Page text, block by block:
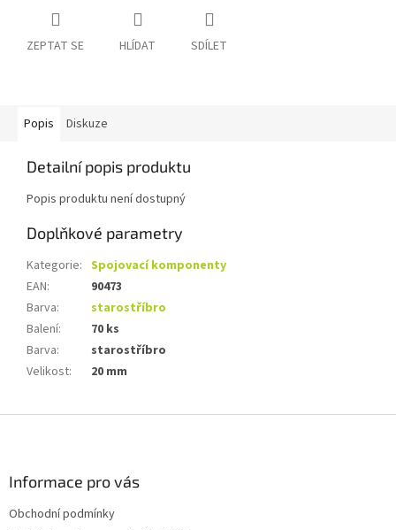
ZEPTAT SE HLÍDAT SDÍLET
Popis Diskuze
Detailní popis produktu
Popis produktu není dostupný
Doplňkové parametry
Kategorie: Spojovací komponenty
EAN:
90473
Barva:
starostříbro
Balení:
70 ks
Barva:
starostříbro
Velikost: 20 mm
Informace pro vás
Obchodní podmínky